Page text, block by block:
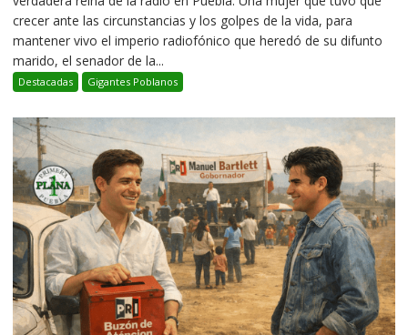
crecer ante las circunstancias y los golpes de la vida, para
mantener vivo el imperio radiofónico que heredó de su difunto
marido, el senador de la...
Destacadas Gigantes Poblanos